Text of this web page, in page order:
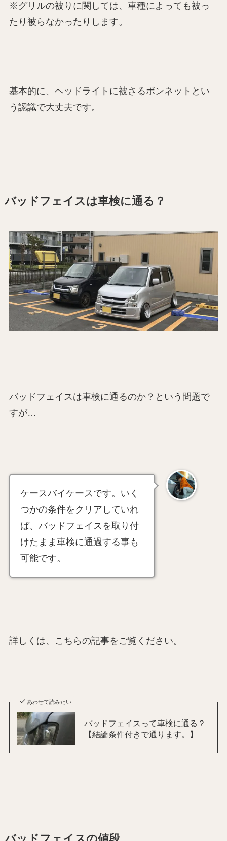
※グリルの被りに関しては、車種によっても被っ
たり被らなかったりします。
基本的に、ヘッドライトに被さるボンネットとい
う認識で大丈夫です。
バッドフェイスは車検に通る？
バッドフェイスは車検に通るのか？という問題で
すが…
ケースバイケースです。いく
つかの条件をクリアしていれ
ば、バッドフェイスを取り付
けたまま車検に通過する事も
可能です。
詳しくは、こちらの記事をご覧ください。
あわせて読みたい
バッドフェイスって車検に通る？
【結論条件付きで通ります。】